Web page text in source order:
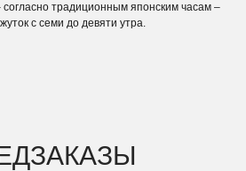
согласно традиционным японским часам –
с семи до девяти утра.